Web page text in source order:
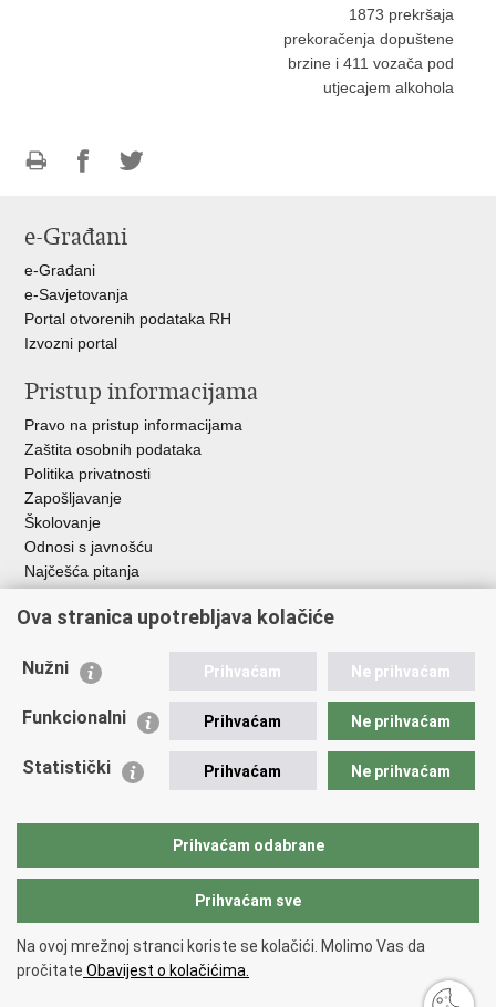
1873 prekršaja
prekoračenja dopuštene
brzine i 411 vozača pod
utjecajem alkohola
FacebookuTwitteru
e-Građani
e-Građani
e-Savjetovanja
Portal otvorenih podataka RH
Izvozni portal
Pristup informacijama
Pravo na pristup informacijama
Zaštita osobnih podataka
Politika privatnosti
Zapošljavanje
Školovanje
Odnosi s javnošću
Najčešća pitanja
Važne poveznice
EMN Nacionalna kontaktna točka za Republiku Hrvatsku
Policijska akademija
Zaklada policijske solidarnosti
Sindikati
Copyright © 2026 Ravnateljstvo policije.
pristupačnosti.
Ova stranica upotrebljava kolačiće
Nužni Prihvaćam Ne prihvaćam
Funkcionalni Prihvaćam Ne prihvaćam
Statistički Prihvaćam Ne prihvaćam
Prihvaćam odabrane
Prihvaćam sve
Na ovoj mrežnoj stranci koriste se kolačići. Molimo Vas da
pročitate Obavijest o kolačićima.